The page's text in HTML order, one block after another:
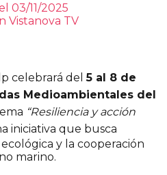
03/11/2025
Vistanova TV
celebrará del5 al 8 de
Medioambientales del
“Resiliencia y acción
iniciativa que busca
y la cooperación
marino.